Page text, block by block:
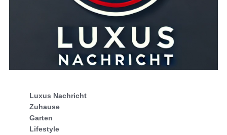
Luxus Nachricht
Zuhause
Garten
Lifestyle